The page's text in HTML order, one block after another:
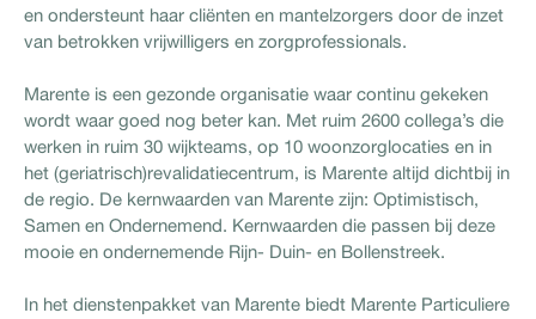
en ondersteunt haar cliënten en mantelzorgers door de inzet
van betrokken vrijwilligers en zorgprofessionals.
Marente is een gezonde organisatie waar continu gekeken
wordt waar goed nog beter kan. Met ruim 2600 collega’s die
werken in ruim 30 wijkteams, op 10 woonzorglocaties en in
het (geriatrisch)revalidatiecentrum, is Marente altijd dichtbij in
de regio. De kernwaarden van Marente zijn: Optimistisch,
Samen en Ondernemend. Kernwaarden die passen bij deze
mooie en ondernemende Rijn- Duin- en Bollenstreek.
In het dienstenpakket van Marente biedt Marente Particuliere